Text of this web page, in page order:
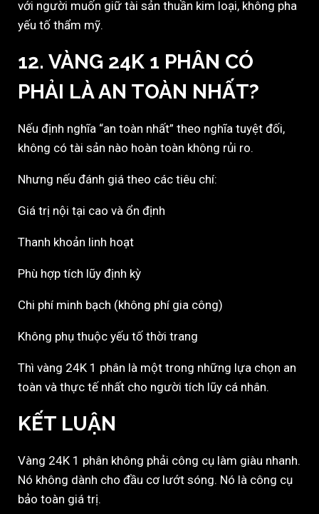
với người muốn giữ tài sản thuần kim loại, không pha
yếu tố thẩm mỹ.
12. VÀNG 24K 1 PHÂN CÓ
PHẢI LÀ AN TOÀN NHẤT?
Nếu định nghĩa “an toàn nhất” theo nghĩa tuyệt đối,
không có tài sản nào hoàn toàn không rủi ro.
Nhưng nếu đánh giá theo các tiêu chí:
Giá trị nội tại cao và ổn định
Thanh khoản linh hoạt
Phù hợp tích lũy định kỳ
Chi phí minh bạch (không phí gia công)
Không phụ thuộc yếu tố thời trang
Thì vàng 24K 1 phân là một trong những lựa chọn an
toàn và thực tế nhất cho người tích lũy cá nhân.
KẾT LUẬN
Vàng 24K 1 phân không phải công cụ làm giàu nhanh.
Nó không dành cho đầu cơ lướt sóng. Nó là công cụ
bảo toàn giá trị.